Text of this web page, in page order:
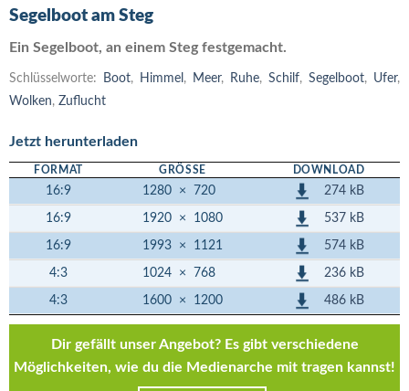
Segelboot am Steg
Ein Segelboot, an einem Steg festgemacht.
Schlüsselworte: Boot, Himmel , Meer, Ruhe, Schilf, Segelboot, Ufer,
Wolken, Zuflucht
Jetzt herunterladen
FORMAT GRÖSSE DOWNLOAD
16:9 1280 × 720 274 kB
16:9 1920 × 1080 537 kB
16:9 1993 × 1121 574 kB
4:3 1024 × 768 236 kB
4:3 1600 × 1200 486 kB
Dir gefällt unser Angebot? Es gibt verschiedene
Möglichkeiten, wie du die Medienarche mit tragen kannst!